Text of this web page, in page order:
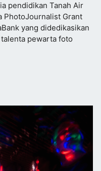
pendidikan Tanah Air
PhotoJournalist Grant
yang didedikasikan
pewarta foto